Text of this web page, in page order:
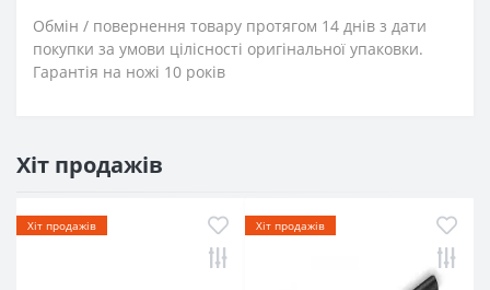
Обмін / повернення товару протягом 14 днів з дати
покупки за умови цілісності оригінальної упаковки.
Гарантія на ножі 10 років
Хіт продажів
Хіт продажів Хіт продажів